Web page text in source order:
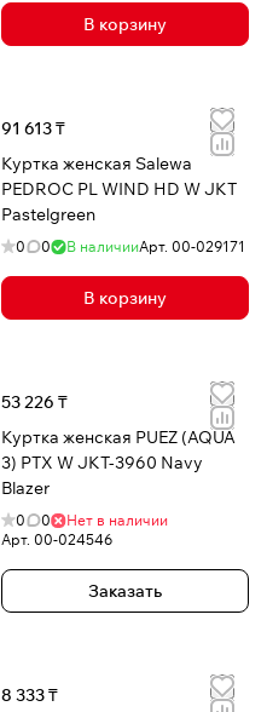
В корзину
91 613 ₸
Куртка женская Salewa
PEDROC PL WIND HD W JKT
Pastelgreen
0 0 В наличииАрт. 00-029171
В корзину
53 226 ₸
Куртка женская PUEZ (AQUA
3) PTX W JKT-3960 Navy
Blazer
0 0
Нет в наличии
Арт. 00-024546
Заказать
8 333 ₸